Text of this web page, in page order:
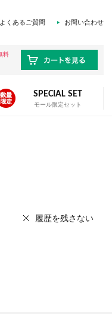
よくあるご質問 お問い合わせ
料
SPECIAL SET
モール限定セット
履歴を残さない